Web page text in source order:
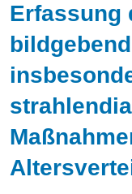
Erfassung